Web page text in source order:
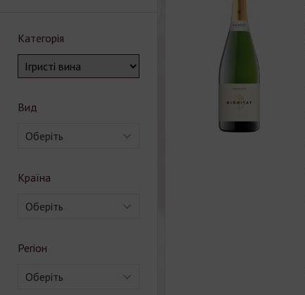
Категорія
Вид
Оберіть
Країна
Оберіть
Регіон
Оберіть